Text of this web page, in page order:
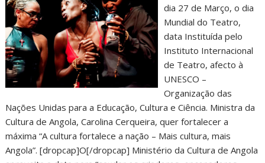
dia 27 de Março, o dia
Mundial do Teatro,
data Instituída pelo
Instituto Internacional
de Teatro, afecto à
UNESCO –
Organização das
Nações Unidas para a Educação, Cultura e Ciência. Ministra da
Cultura de Angola, Carolina Cerqueira, quer fortalecer a
máxima “A cultura fortalece a nação – Mais cultura, mais
Angola”. [dropcap]O[/dropcap] Ministério da Cultura de Angola